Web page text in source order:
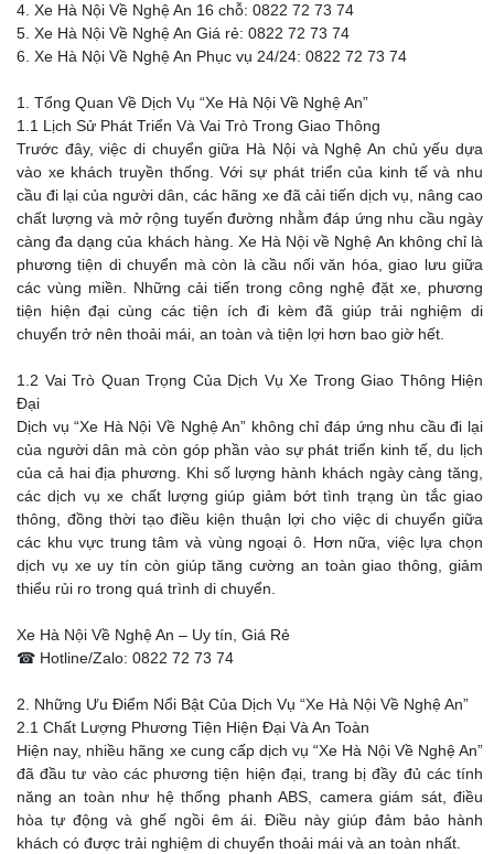
4. Xe Hà Nội Về Nghệ An 16 chỗ: 0822 72 73 74
5. Xe Hà Nội Về Nghệ An Giá rẻ: 0822 72 73 74
6. Xe Hà Nội Về Nghệ An Phục vụ 24/24: 0822 72 73 74
1. Tổng Quan Về Dịch Vụ “Xe Hà Nội Về Nghệ An”
1.1 Lịch Sử Phát Triển Và Vai Trò Trong Giao Thông
Trước đây, việc di chuyển giữa Hà Nội và Nghệ An chủ yếu dựa
vào xe khách truyền thống. Với sự phát triển của kinh tế và nhu
cầu đi lại của người dân, các hãng xe đã cải tiến dịch vụ, nâng cao
chất lượng và mở rộng tuyến đường nhằm đáp ứng nhu cầu ngày
càng đa dạng của khách hàng. Xe Hà Nội về Nghệ An không chỉ là
phương tiện di chuyển mà còn là cầu nối văn hóa, giao lưu giữa
các vùng miền. Những cải tiến trong công nghệ đặt xe, phương
tiện hiện đại cùng các tiện ích đi kèm đã giúp trải nghiệm di
chuyển trở nên thoải mái, an toàn và tiện lợi hơn bao giờ hết.
1.2 Vai Trò Quan Trọng Của Dịch Vụ Xe Trong Giao Thông Hiện
Đại
Dịch vụ “Xe Hà Nội Về Nghệ An” không chỉ đáp ứng nhu cầu đi lại
của người dân mà còn góp phần vào sự phát triển kinh tế, du lịch
của cả hai địa phương. Khi số lượng hành khách ngày càng tăng,
các dịch vụ xe chất lượng giúp giảm bớt tình trạng ùn tắc giao
thông, đồng thời tạo điều kiện thuận lợi cho việc di chuyển giữa
các khu vực trung tâm và vùng ngoại ô. Hơn nữa, việc lựa chọn
dịch vụ xe uy tín còn giúp tăng cường an toàn giao thông, giảm
thiểu rủi ro trong quá trình di chuyển.
Xe Hà Nội Về Nghệ An – Uy tín, Giá Rẻ
☎ Hotline/Zalo: 0822 72 73 74
2. Những Ưu Điểm Nổi Bật Của Dịch Vụ “Xe Hà Nội Về Nghệ An”
2.1 Chất Lượng Phương Tiện Hiện Đại Và An Toàn
Hiện nay, nhiều hãng xe cung cấp dịch vụ “Xe Hà Nội Về Nghệ An”
đã đầu tư vào các phương tiện hiện đại, trang bị đầy đủ các tính
năng an toàn như hệ thống phanh ABS, camera giám sát, điều
hòa tự động và ghế ngồi êm ái. Điều này giúp đảm bảo hành
khách có được trải nghiệm di chuyển thoải mái và an toàn nhất.